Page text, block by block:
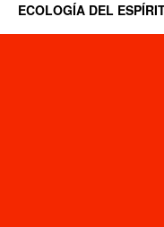
ECOLOGÍA DEL